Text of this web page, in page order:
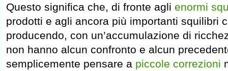
Questo significa che, di fronte agli enormi
prodotti e agli ancora più importanti squilibri
producendo, con un’accumulazione di
non hanno alcun confronto e alcun
semplicemente pensare a piccole correzioni